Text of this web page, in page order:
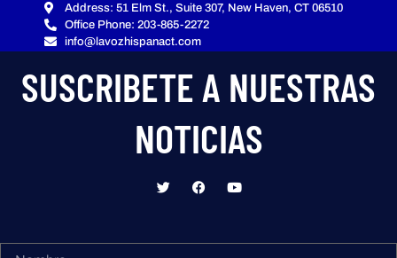
Address: 51 Elm St., Suite 307, New Haven, CT 06510
Office Phone: 203-865-2272
info@lavozhispanact.com
SUSCRIBETE A NUESTRAS
NOTICIAS